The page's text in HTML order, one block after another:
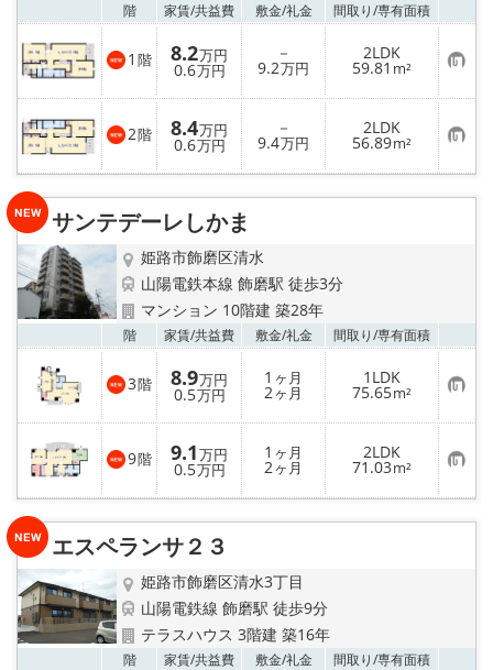
階 家賃/共益費 敷金/礼金 間取り/専有面積
1 階 8.2万円
0.6万円
－
9.2万円
2LDK
59.81 m² お
気
に
入
り
登
録
2階 8.4万円
0.6万円
－
9.4万円
2LDK
56.89m² お
気
に
り
サンテデーレしかま
姫路市飾磨区清水
山陽電鉄本線 飾磨駅 徒歩3分
マンション 10階建 築28年
階 家賃/共益費 敷金/礼金 間取り/専有面積
3階 8.9万円
0.5万円
1 ヶ月
2ヶ月
1LDK
75.65m² お
気
に
入
り
登
録
9階 9.1万円
0.5万円
1 ヶ月
2ヶ月
2LDK
71.03m² お
気
に
り
エスペランサ２３
姫路市飾磨区清水3丁目
山陽電鉄線 飾磨駅 徒歩9分
テラスハウス 3階建 築16年
階 家賃/共益費 敷金/礼金 間取り/専有面積